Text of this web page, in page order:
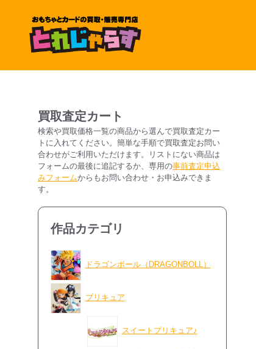
ツ
買取査定カート
検索や買取価格一覧の商品から選んで買取査定カー
トに入れてください。簡単な手順で買取査定お問い
合わせがご利用いただけます。リストにない商品は
フォームの最後に追記するか、専用の事前査定申込
みフォームからもお問い合わせ・お申込みできま
す。
作品カテゴリ
ドラゴンボール（DRAGONBOLL）
プリキュア
スイートプリキュア♪